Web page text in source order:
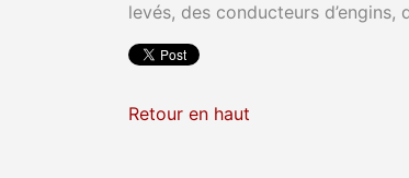
levés, des conducteurs
Retour en haut